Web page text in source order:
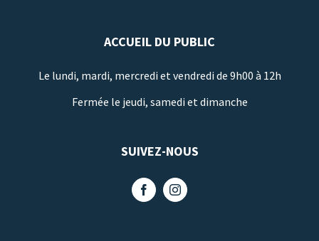
ACCUEIL DU PUBLIC
Le lundi, mardi, mercredi et vendredi de 9h00 à 12h
Fermée le jeudi, samedi et dimanche
SUIVEZ-NOUS